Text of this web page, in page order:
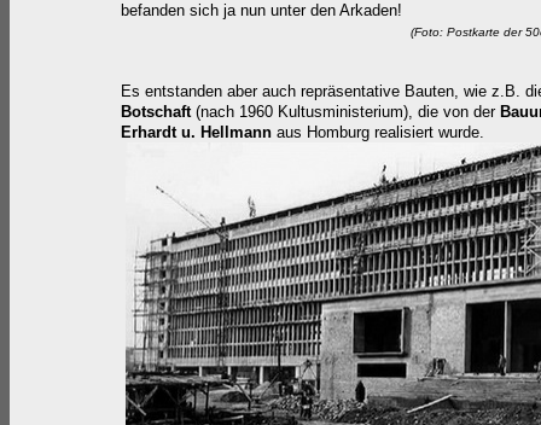
befanden sich ja nun unter den Arkaden!
(Foto: Postkarte der
Es entstanden aber auch repräsentative Bauten, wie z.B.
Botschaft (nach 1960 Kultusministerium), die von der
Erhardt u. Hellmann aus Homburg realisiert wurde.